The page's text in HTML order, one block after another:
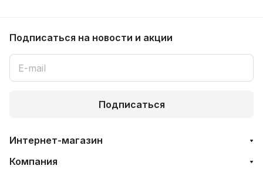
Подписаться на новости и акции
Подписаться
Интернет-магазин
Компания